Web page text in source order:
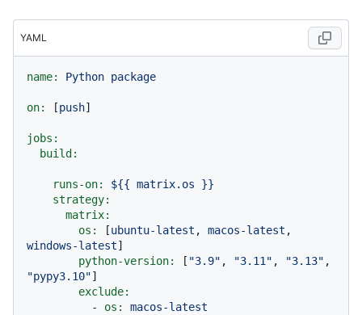
YAML
name: Python package
on: [push]
jobs:
build:
runs-on: ${{ matrix.os
}}
strategy:
matrix:
os:
[ubuntu-latest , macos-latest
windows-latest]
python-version:
[ "3.9" , "3.11" , "3.13"
"pypy3.10"]
exclude:
-
os:
macos-latest